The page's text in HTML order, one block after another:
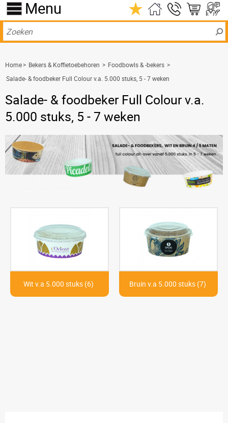
Menu
Home> Bekers & Koffietoebehoren > Foodbowls & -bekers >
Salade- & foodbeker Full Colour v.a. 5.000 stuks, 5 - 7 weken
Salade- & foodbeker Full Colour v.a.
5.000 stuks, 5 - 7 weken
Wit v.a 5.000 stuks (6) Bruin v.a 5.000 stuks (7)